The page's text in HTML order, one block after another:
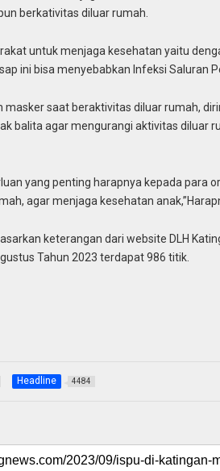
berkativitas diluar rumah.
untuk menjaga kesehatan yaitu
ini bisa menyebabkan Infeksi Saluran
masker saat beraktivitas diluar rumah,
balita agar mengurangi aktivitas diluar
yang penting harapnya kepada para
agar menjaga kesehatan
keterangan dari website DLH
Tahun 2023 terdapat 986 titik.
Headline 4484